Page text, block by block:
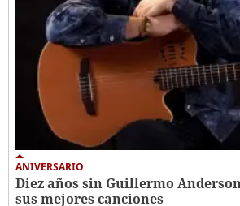
ANIVERSARIO
Diez años sin Guillermo
sus mejores canciones